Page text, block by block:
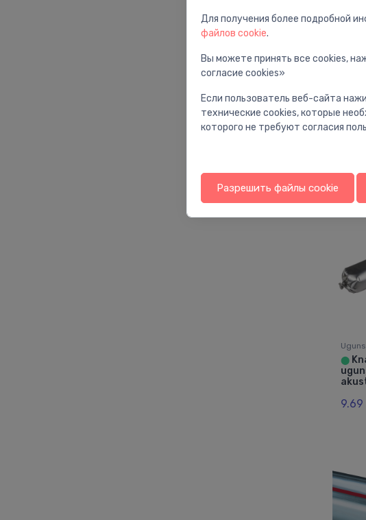
⬤
5.11
⬤
Для получения более подробной
файлов cookie.
Вы можете принять все cookies,
согласие cookies»
Если пользователь веб-сайта
технические cookies, которые
которого не требуют согласия
Разрешить файлы cookie